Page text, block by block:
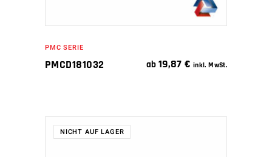
PMC SERIE
PMCD181032 ab 19,87€ inkl. MwSt.
NICHT AUF LAGER